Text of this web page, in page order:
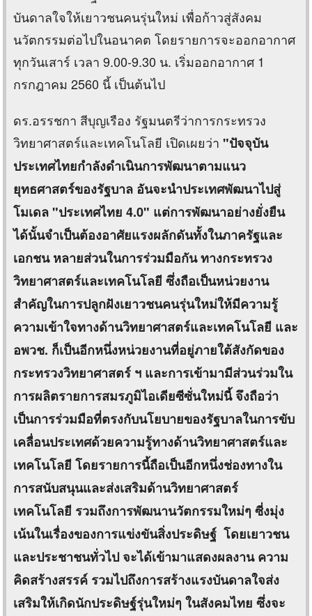
บันดาลใจให้เยาวชนคนรุ่นใหม่ เพื่อก้าวสู่สังคม
นวัตกรรมต่อไปในอนาคต โดยรายการจะออกอากาศ
ทุกวันเสาร์ เวลา 9.00-9.30 น. เริ่มออกอากาศ 1
กรกฎาคม 2560 นี้ เป็นต้นไป
ดร.อรรชกา สีบุญเรือง รัฐมนตรีว่าการกระทรวง
วิทยาศาสตร์และเทคโนโลยี เปิดเผยว่า "ปัจจุบัน
ประเทศไทยกำลังดำเนินการพัฒนาตามแนว
ยุทธศาสตร์ของรัฐบาล อันจะนำประเทศพัฒนาไปสู่
โมเดล "ประเทศไทย 4.0" แต่การพัฒนาอย่างยั่งยืน
ได้นั้นจำเป็นต้องอาศัยแรงผลักดันทั้งในภาครัฐและ
เอกชน หลายส่วนในการร่วมมือกัน ทางกระทรวง
วิทยาศาสตร์และเทคโนโลยี ซึ่งถือเป็นหน่วยงาน
สำคัญในการปลูกฝังเยาวชนคนรุ่นใหม่ให้มีความรู้
ความเข้าใจทางด้านวิทยาศาสตร์และเทคโนโลยี และ
อพวช. ก็เป็นอีกหนึ่งหน่วยงานที่อยู่ภายใต้สังกัดของ
กระทรวงวิทยาศาสตร์ ฯ และการเข้ามามีส่วนร่วมใน
การผลิตรายการสมรภูมิไอเดียซีซั่นใหม่นี้ จึงถือว่า
เป็นการร่วมมือที่ตรงกับนโยบายของรัฐบาลในการขับ
เคลื่อนประเทศด้วยความรู้ทางด้านวิทยาศาสตร์และ
เทคโนโลยี โดยรายการนี้ถือเป็นอีกหนึ่งช่องทางใน
การสนับสนุนและส่งเสริมด้านวิทยาศาสตร์
เทคโนโลยี รวมถึงการพัฒนานวัตกรรมใหม่ๆ ซี่งมุ่ง
เน้นในเรื่องของการแข่งขันสิ่งประดิษฐ์ โดยเยาวชน
และประชาชนทั่วไป จะได้เข้ามาแสดงผลงาน ความ
คิดสร้างสรรค์ รวมไปถึงการสร้างแรงบันดาลใจส่ง
เสริมให้เกิดนักประดิษฐ์รุ่นใหม่ๆ ในสังคมไทย ซึ่งจะ